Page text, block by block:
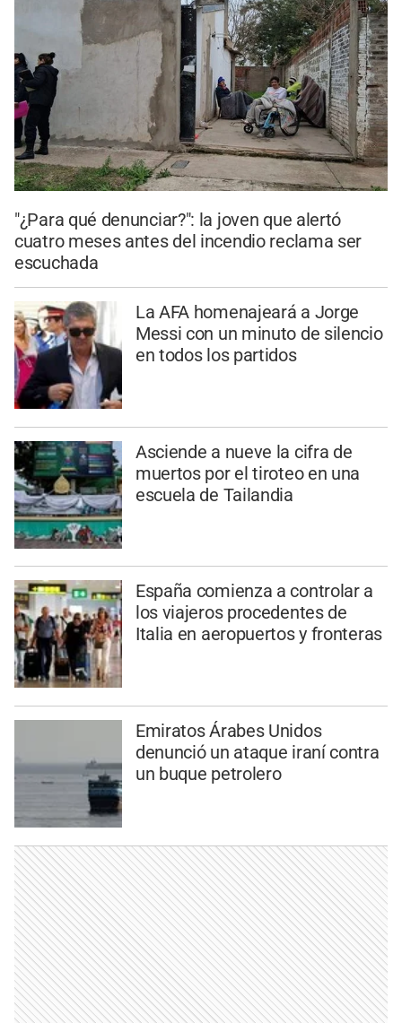
"¿Para qué denunciar?": la joven que alertó
cuatro meses antes del incendio reclama ser
escuchada
La AFA homenajeará a Jorge
Messi con un minuto de silencio
en todos los partidos
Asciende a nueve la cifra de
muertos por el tiroteo en una
escuela de Tailandia
España comienza a controlar a
los viajeros procedentes de
Italia en aeropuertos y fronteras
Emiratos Árabes Unidos
denunció un ataque iraní contra
un buque petrolero